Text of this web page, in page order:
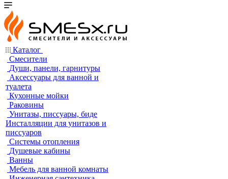
Каталог
Смесители
Души, панели, гарнитуры
Аксессуары для ванной и
туалета
Кухонные мойки
Раковины
Унитазы, писсуары, биде
Инсталляции для унитазов и
писсуаров
Системы отопления
Душевые кабины
Ванны
Мебель для ванной комнаты